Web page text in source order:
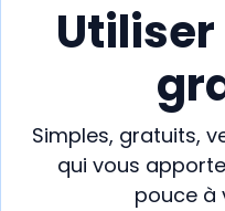
Simples, gratuits,
qui vous
pouce à